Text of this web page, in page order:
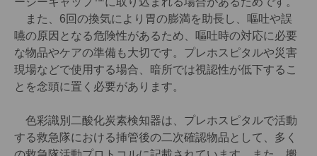
また、6回の換気により胃の膨満を助長し、嘔吐や誤
嚥の原因となる危険性があるため、嘔吐時の対応に必要
な物品やケアの準備も大切です。プレホスピタルや災害
現場などで使用する場合、暗所では視認性が低下するこ
とを念頭に置く必要があります。
色彩識別二酸化炭素検知器は、プレホスピタルで活動
する救急隊における挿管後の二次確認物品として、多く